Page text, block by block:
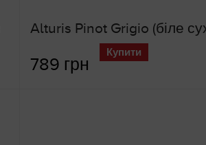
789 грн
Купити